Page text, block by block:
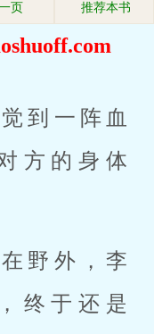
页 推荐本书
到一阵血
方的身体
野外，李
终于还是